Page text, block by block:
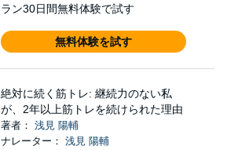
ラン30日間無料体験で試す
無料体験を試す
絶対に続く筋トレ: 継続力のない私
が、2年以上筋トレを続けられた理由
著者： 浅見 陽輔
ナレーター： 浅見 陽輔